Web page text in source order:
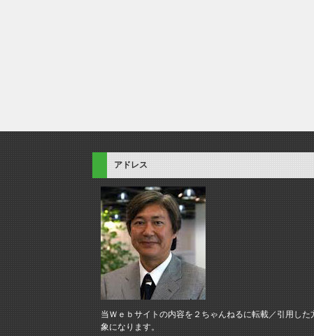
アドレス
当Ｗｅｂサイトの内容を２ちゃんねるに転載／引用した
象になります。